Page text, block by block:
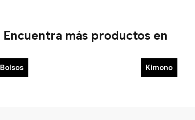
Encuentra más productos en
Bolsos Kimono